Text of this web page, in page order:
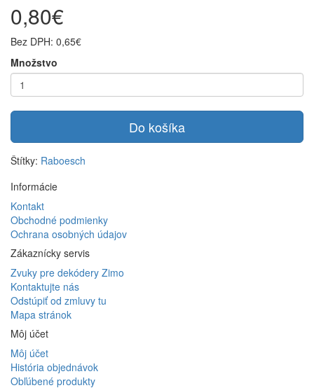
0,80€
Bez DPH: 0,65€
Množstvo
Do košíka
Štítky: Raboesch
Informácie
Kontakt
Obchodné podmienky
Ochrana osobných údajov
Zákaznícky servis
Zvuky pre dekódery Zimo
Kontaktujte nás
Odstúpiť od zmluvy tu
Mapa stránok
Môj účet
Môj účet
História objednávok
Obľúbené produkty